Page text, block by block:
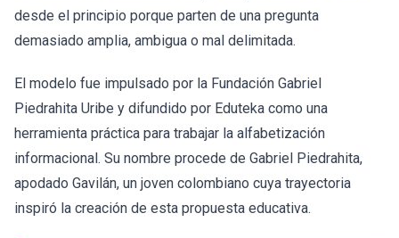
desde el principio porque parten de una pregunta
demasiado amplia, ambigua o mal delimitada.
El modelo fue impulsado por la Fundación Gabriel
Piedrahita Uribe y difundido por Eduteka como una
herramienta práctica para trabajar la alfabetización
informacional. Su nombre procede de Gabriel Piedrahita,
apodado Gavilán, un joven colombiano cuya trayectoria
inspiró la creación de esta propuesta educativa.